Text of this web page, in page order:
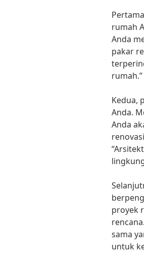
rumah
Anda
pakar
rumah.”
Kedua,
Anda.
Anda
proyek
sama
untuk